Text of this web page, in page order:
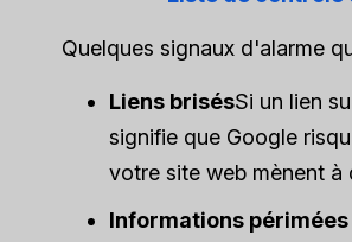
Quelques signaux d'alarme
Liens brisésSi un lien
signifie que Google
votre site web mènent
Informations périmées